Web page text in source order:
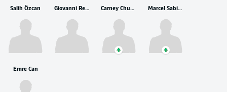
Salih Özcan Giovanni Reyna Carney Chukwuemeka Marcel Sabitzer
Emre Can